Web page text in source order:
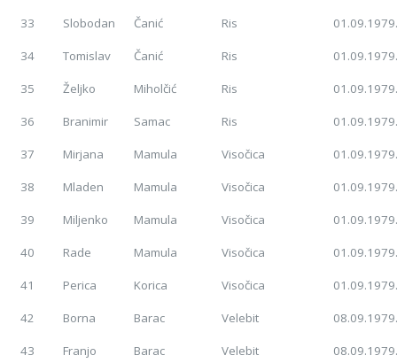
33 Slobodan Čanić Ris
34 Tomislav Čanić Ris
35 Željko Miholčić Ris
36 Branimir Samac Ris
37 Mirjana Mamula Visočica
38 Mladen Mamula Visočica
39 Miljenko Mamula Visočica
40 Rade Mamula Visočica
41 Perica Korica Visočica
42 Borna Barac Velebit
43 Franjo Barac Velebit